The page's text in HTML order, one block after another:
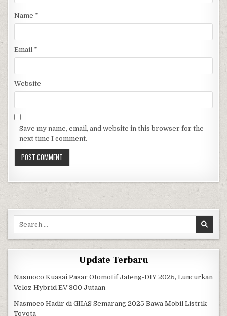
Name *
Email *
Website
Save my name, email, and website in this browser for the
next time I comment.
Update Terbaru
Nasmoco Kuasai Pasar Otomotif Jateng-DIY 2025, Luncurkan
Veloz Hybrid EV 300 Jutaan
Nasmoco Hadir di GIIAS Semarang 2025 Bawa Mobil Listrik
Toyota